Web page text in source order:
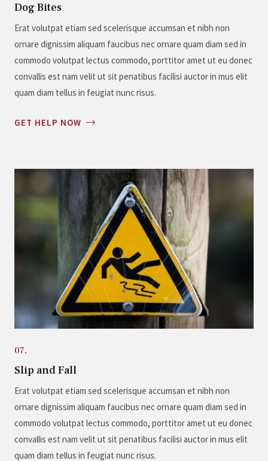
Dog Bites
Erat volutpat etiam sed scelerisque accumsan et nibh non
ornare dignissim aliquam faucibus nec ornare quam diam sed in
commodo volutpat lectus commodo, porttitor amet ut eu donec
convallis est nam velit ut sit penatibus facilisi auctor in mus elit
quam diam tellus in feugiat nunc risus.
GET HELP NOW
07.
Slip and Fall
Erat volutpat etiam sed scelerisque accumsan et nibh non
ornare dignissim aliquam faucibus nec ornare quam diam sed in
commodo volutpat lectus commodo, porttitor amet ut eu donec
convallis est nam velit ut sit penatibus facilisi auctor in mus elit
quam diam tellus in feugiat nunc risus.